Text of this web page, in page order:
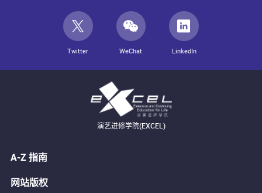
Twitter WeChat LinkedIn
演艺进修学院(EXCEL)
A-Z 指南
网站版权